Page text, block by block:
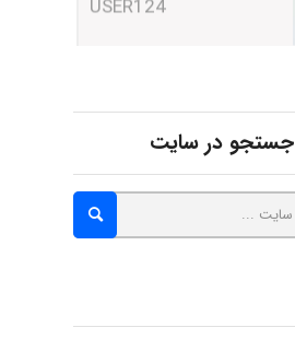
malekf
abolfazlkoshehe
abolfazlkoshehe
جستجو در سایت